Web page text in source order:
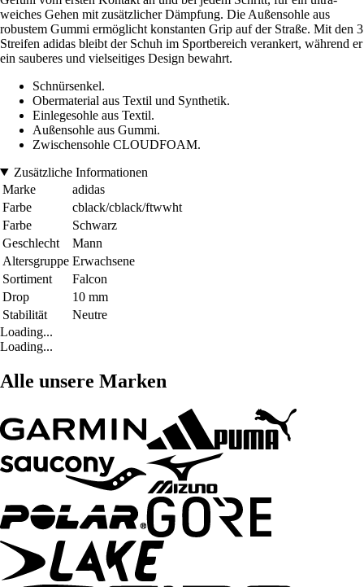
weiches Gehen mit zusätzlicher Dämpfung. Die Außensohle aus
robustem Gummi ermöglicht konstanten Grip auf der Straße. Mit den 3
Streifen adidas bleibt der Schuh im Sportbereich verankert, während er
ein sauberes und vielseitiges Design bewahrt.
Schnürsenkel.
Obermaterial aus Textil und Synthetik.
Einlegesohle aus Textil.
Außensohle aus Gummi.
Zwischensohle CLOUDFOAM.
Zusätzliche Informationen
Marke
adidas
Farbe
cblack/cblack/ftwwht
Farbe
Schwarz
Geschlecht
Mann
Altersgruppe Erwachsene
Sortiment
Falcon
Drop
10 mm
Stabilität
Neutre
Loading...
Loading...
Alle unsere Marken